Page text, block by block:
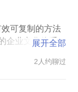
可复制的方法
企业文化体系
展开全部
2人约聊过